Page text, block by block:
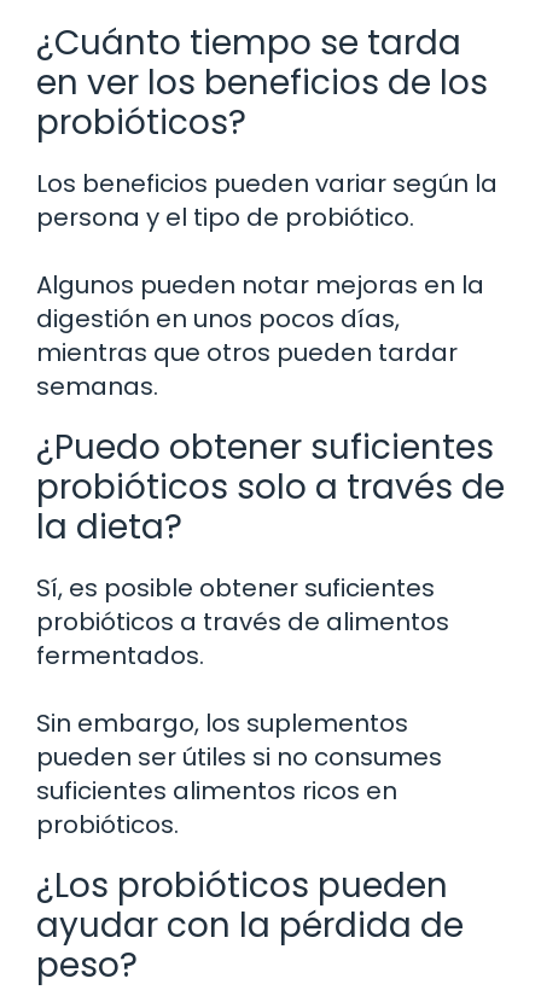
¿Cuánto tiempo se tarda
en ver los beneficios de los
probióticos?
Los beneficios pueden variar según la
persona y el tipo de probiótico.
Algunos pueden notar mejoras en la
digestión en unos pocos días,
mientras que otros pueden tardar
semanas.
¿Puedo obtener suficientes
probióticos solo a través de
la dieta?
Sí, es posible obtener suficientes
probióticos a través de alimentos
fermentados.
Sin embargo, los suplementos
pueden ser útiles si no consumes
suficientes alimentos ricos en
probióticos.
¿Los probióticos pueden
ayudar con la pérdida de
peso?